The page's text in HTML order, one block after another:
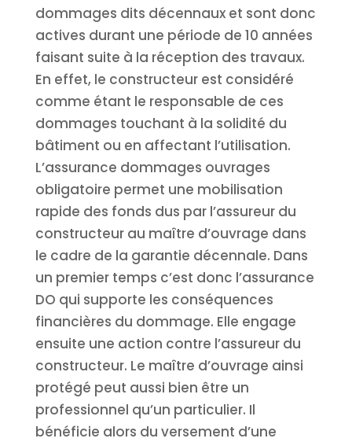
dommages dits décennaux et sont donc
actives durant une période de 10 années
faisant suite à la réception des travaux.
En effet, le constructeur est considéré
comme étant le responsable de ces
dommages touchant à la solidité du
bâtiment ou en affectant l’utilisation.
L’assurance dommages ouvrages
obligatoire permet une mobilisation
rapide des fonds dus par l’assureur du
constructeur au maître d’ouvrage dans
le cadre de la garantie décennale. Dans
un premier temps c’est donc l’assurance
DO qui supporte les conséquences
financières du dommage. Elle engage
ensuite une action contre l’assureur du
constructeur. Le maître d’ouvrage ainsi
protégé peut aussi bien être un
professionnel qu’un particulier. Il
bénéficie alors du versement d’une